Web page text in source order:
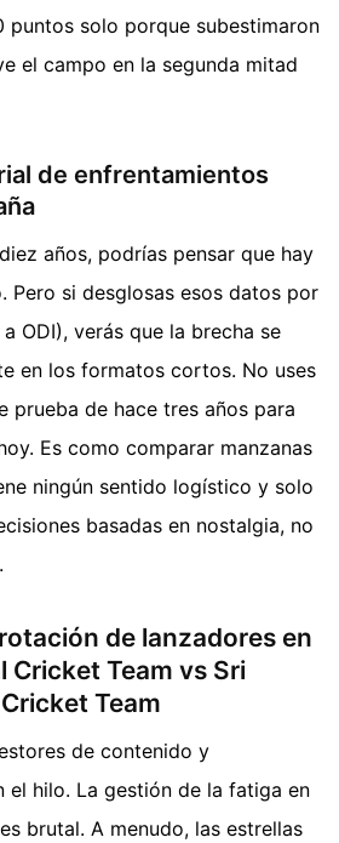
puntos solo porque subestimaron
el campo en la segunda mitad
de enfrentamientos
años, podrías pensar que hay
Pero si desglosas esos datos por
ODI), verás que la brecha se
en los formatos cortos. No uses
prueba de hace tres años para
Es como comparar manzanas
ningún sentido logístico y solo
basadas en nostalgia, no
de lanzadores en
Cricket Team vs Sri
Team
de contenido y
el hilo. La gestión de la fatiga en
brutal. A menudo, las estrellas